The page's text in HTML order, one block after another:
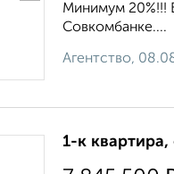
Минимум 20%!!!
Совкомбанке....
Агентство,
1-к